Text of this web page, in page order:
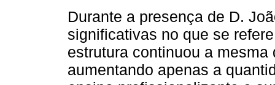
Durante a presença de D.
significativas no que se
estrutura continuou a
aumentando apenas a